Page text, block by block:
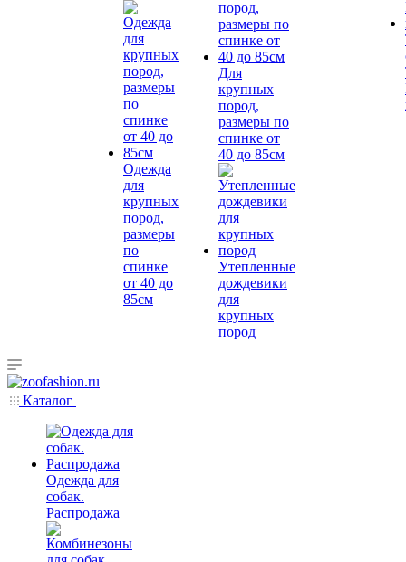
Одежда
для
крупных
пород,
размеры
по
спинке
от 40 до
85см
Для
крупных
пород,
размеры по
спинке от
40 до 85см
Утепленные
дождевики
для
крупных
пород
Каталог
Одежда для
собак.
Распродажа